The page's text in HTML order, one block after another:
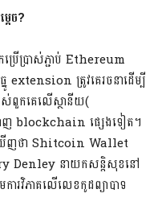
េច?
ើប្រាស់ភ្ជាប់ Ethereum
extension ត្រូវគេរចនាដើម្បី
បស់ពួកគេលើស្ថានីយ(
blockchain ផ្សេងទៀត។
កឃើញថា Shitcoin Wallet
Denley នាយកសន្តិសុខនៅ
វិភាគលើលេខកូដព្យាបាទ